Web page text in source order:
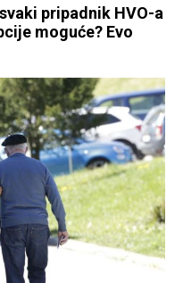
pripadnik HVO-a
moguće? Evo